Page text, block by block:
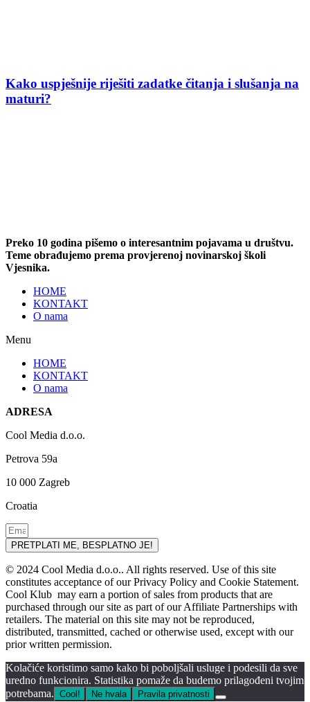
Kako uspješnije riješiti zadatke čitanja i slušanja na
maturi?
Preko 10 godina pišemo o interesantnim pojavama u društvu.
Teme obrađujemo prema provjerenoj novinarskoj školi
Vjesnika.
HOME
KONTAKT
O nama
Menu
HOME
KONTAKT
O nama
ADRESA
Cool Media d.o.o.
Petrova 59a
10 000 Zagreb
Croatia
PRETPLATI ME, BESPLATNO JE!
© 2024 Cool Media d.o.o.. All rights reserved. Use of this site
constitutes acceptance of our Privacy Policy and Cookie Statement.
Cool Klub may earn a portion of sales from products that are
purchased through our site as part of our Affiliate Partnerships with
retailers. The material on this site may not be reproduced,
distributed, transmitted, cached or otherwise used, except with our
prior written permission.
Kolačiće koristimo samo kako bi poboljšali usluge i podesili da sve
uredno funkcionira. Statistika pomaže da budemo prilagođeni tvojim
potrebama. Cool! Ne hvala Pravila privatnosti